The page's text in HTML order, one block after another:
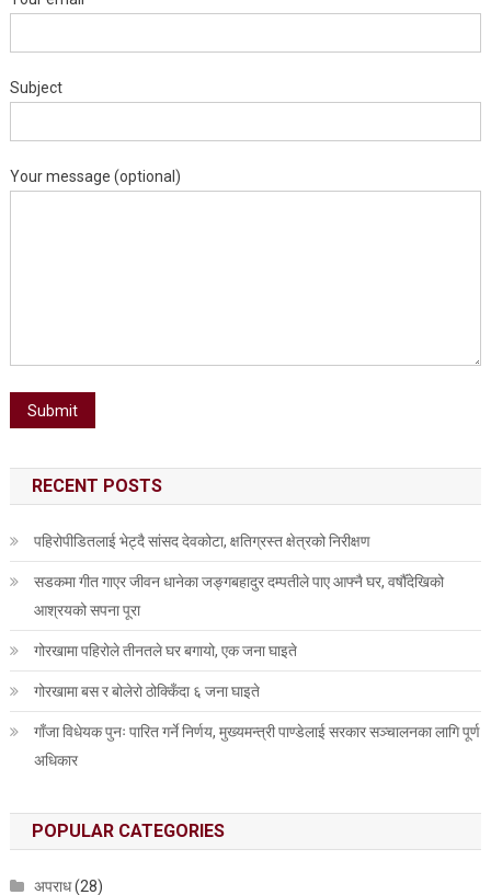
Subject
Your message (optional)
RECENT POSTS
पहिरोपीडितलाई भेट्दै सांसद देवकोटा, क्षतिग्रस्त क्षेत्रको निरीक्षण
सडकमा गीत गाएर जीवन धानेका जङ्गबहादुर दम्पतीले पाए आफ्नै घर, वर्षौँदेखिको
आश्रयको सपना पूरा
गोरखामा पहिरोले तीनतले घर बगायो, एक जना घाइते
गोरखामा बस र बोलेरो ठोक्किँदा ६ जना घाइते
गाँजा विधेयक पुनः पारित गर्ने निर्णय, मुख्यमन्त्री पाण्डेलाई सरकार सञ्चालनका लागि पूर्ण
अधिकार
POPULAR CATEGORIES
अपराध(28)